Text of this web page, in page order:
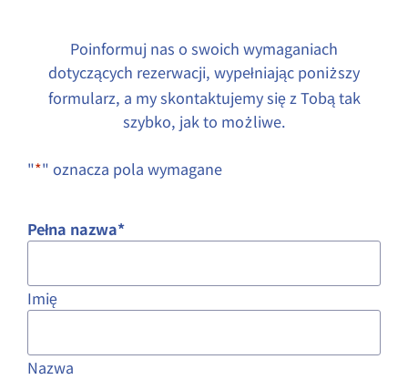
Poinformuj nas o swoich wymaganiach
dotyczących rezerwacji, wypełniając poniższy
formularz, a my skontaktujemy się z Tobą tak
szybko, jak to możliwe.
"*" oznacza pola wymagane
Pełna nazwa*
Imię
Nazwa